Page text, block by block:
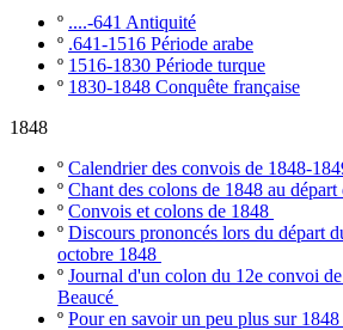
º ....-641 Antiquité
º .641-1516 Période arabe
º 1516-1830 Période turque
º 1830-1848 Conquête française
1848
º Calendrier des convois de 1848-
º Chant des colons de 1848 au départ
º Convois et colons de 1848
º Discours prononcés lors du départ
octobre 1848
º Journal d'un colon du 12e convoi
Beaucé
º Pour en savoir un peu plus sur 1848